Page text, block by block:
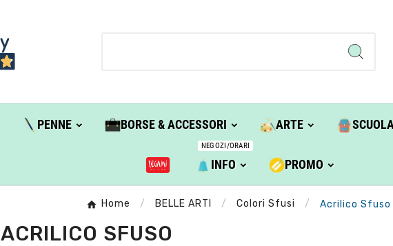
PENNE BORSE & ACCESSORI ARTE
INFO
NEGOZI/ORARI
PROMO
Home BELLE ARTI Colori Sfusi Acrilico Sfuso
ACRILICO SFUSO